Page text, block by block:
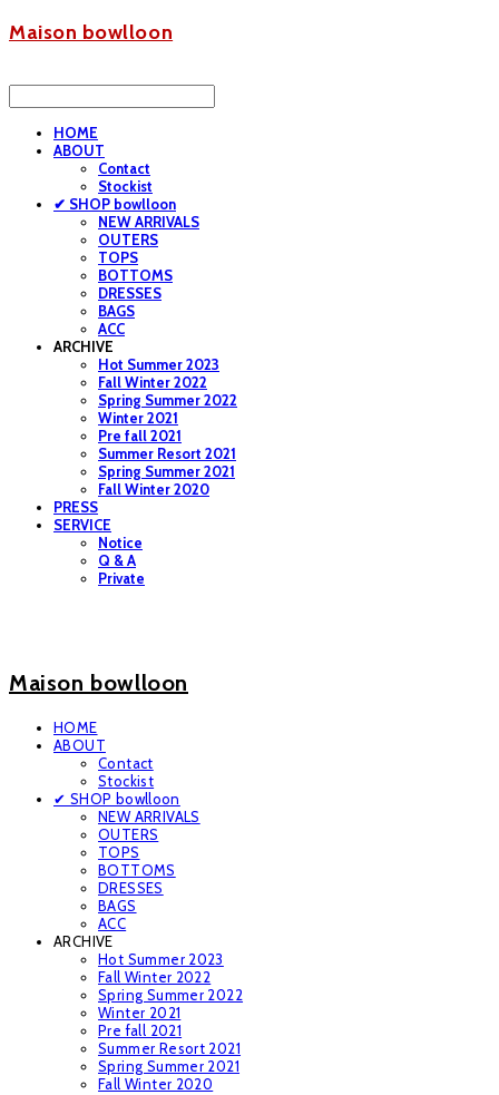
Maison bowlloon
HOME
ABOUT
Contact
Stockist
✔ SHOP bowlloon
NEW ARRIVALS
OUTERS
TOPS
BOTTOMS
DRESSES
BAGS
ACC
ARCHIVE
Hot Summer 2023
Fall Winter 2022
Spring Summer 2022
Winter 2021
Pre fall 2021
Summer Resort 2021
Spring Summer 2021
Fall Winter 2020
PRESS
SERVICE
Notice
Q & A
Private
Maison bowlloon
HOME
ABOUT
Contact
Stockist
✔ SHOP bowlloon
NEW ARRIVALS
OUTERS
TOPS
BOTTOMS
DRESSES
BAGS
ACC
ARCHIVE
Hot Summer 2023
Fall Winter 2022
Spring Summer 2022
Winter 2021
Pre fall 2021
Summer Resort 2021
Spring Summer 2021
Fall Winter 2020